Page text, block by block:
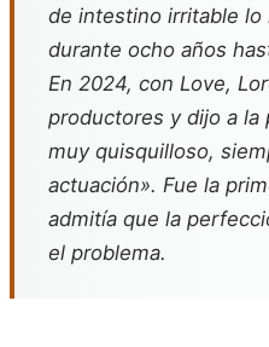
de intestino irritable lo
durante ocho años
En 2024, con Love,
productores y dijo a la
muy quisquilloso,
actuación». Fue la
admitía que la
el problema.